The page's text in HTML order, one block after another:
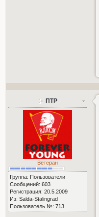
ПТР
Ветеран
Группа: Пользователи
Сообщений: 603
Регистрация: 20.5.2009
Из: Salda-Stalingrad
Пользователь №: 713